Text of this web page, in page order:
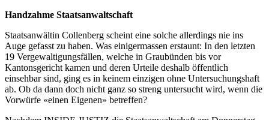
Handzahme Staatsanwaltschaft
Staatsanwältin Collenberg scheint eine solche allerdings nie ins
Auge gefasst zu haben. Was einigermassen erstaunt: In den letzten
19 Vergewaltigungsfällen, welche in Graubünden bis vor
Kantonsgericht kamen und deren Urteile deshalb öffentlich
einsehbar sind, ging es in keinem einzigen ohne Untersuchungshaft
ab. Ob da dann doch nicht ganz so streng untersucht wird, wenn die
Vorwürfe «einen Eigenen» betreffen?